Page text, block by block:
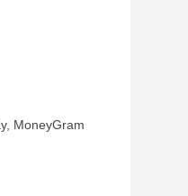
MoneyGram